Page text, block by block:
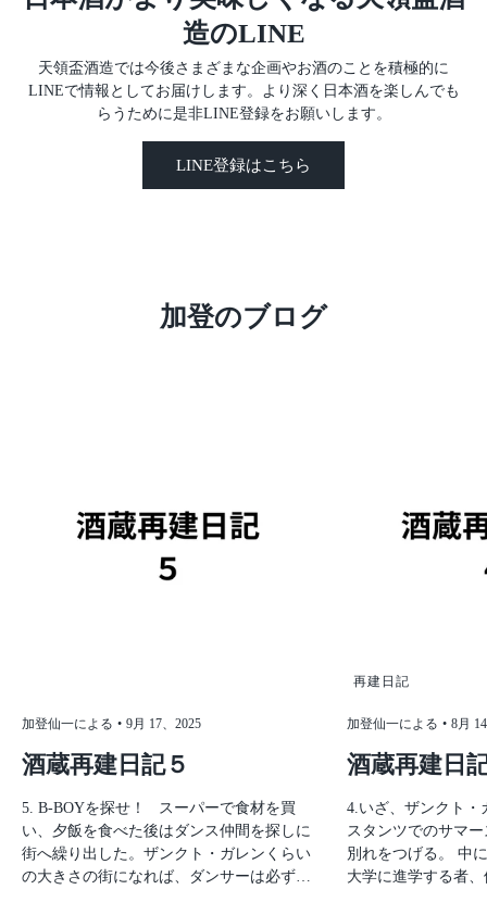
造のLINE
天領盃酒造では今後さまざまな企画やお酒のことを積極的に
LINEで情報としてお届けします。より深く日本酒を楽しんでも
らうために是非LINE登録をお願いします。
LINE登録はこちら
加登のブログ
加登仙一による 9月 17、2025
酒蔵再建日記５
5. B-BOYを探せ！ スーパーで食材を買
い、夕飯を食べた後はダンス仲間を探しに
街へ繰り出した。ザンクト・ガレンくらい
の大きさの街になれば、ダンサーは必ずい
再建日記
加登仙一による 8月
酒蔵再建日
4.いざ、ザンクト・ガレンへ
スタンツでのサマ
別れをつげる。 中
大学に進学する者